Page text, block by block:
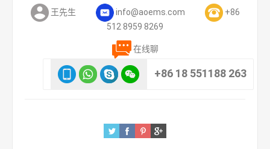
王先生 info@aoems.com
+86
512 8959 8269
在线聊
+86 18 551188 263